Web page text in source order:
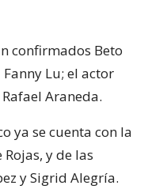
confirmados Beto
Lu; el actor
Araneda.
ya se cuenta con la
y de las
y Sigrid Alegría.